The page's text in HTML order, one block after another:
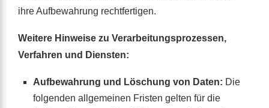
ihre Aufbewahrung rechtfertigen.
Weitere Hinweise zu Verarbeitungsprozessen,
Verfahren und Diensten:
Aufbewahrung und Löschung von Daten: Die
folgenden allgemeinen Fristen gelten für die